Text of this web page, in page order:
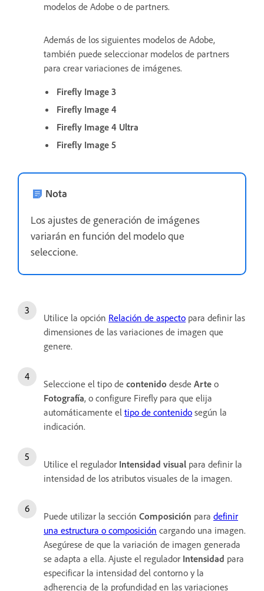
modelos de Adobe o de partners.
Además de los siguientes modelos de Adobe,
también puede seleccionar modelos de partners
para crear variaciones de imágenes.
Firefly Image 3
Firefly Image 4
Firefly Image 4 Ultra
Firefly Image 5
Nota
Los ajustes de generación de imágenes
variarán en función del modelo que
seleccione.
Utilice la opción Relación de aspecto para definir las
dimensiones de las variaciones de imagen que
genere.
Seleccione el tipo de contenido desde Arte o
Fotografía, o configure Firefly para que elija
automáticamente el tipo de contenido según la
indicación.
Utilice el regulador Intensidad visual para definir la
intensidad de los atributos visuales de la imagen.
Puede utilizar la sección Composición para definir
una estructura o composición cargando una imagen.
Asegúrese de que la variación de imagen generada
se adapta a ella. Ajuste el regulador Intensidad para
especificar la intensidad del contorno y la
adherencia de la profundidad en las variaciones